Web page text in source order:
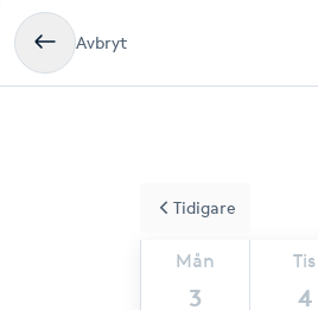
Avbryt
Mån
3
Tis
4
Tidigare